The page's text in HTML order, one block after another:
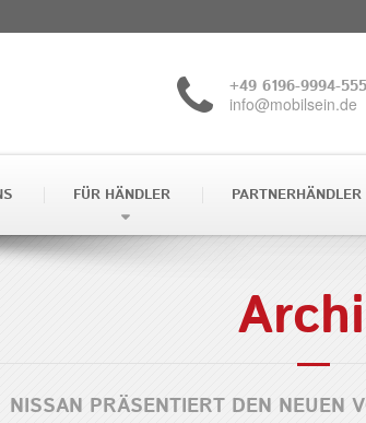
+49 6196-9994-555
info@mobilsein.de
FÜR HÄNDLER PARTNERHÄNDLER
NISSAN PRÄSENTIERT DEN NEUEN
Ihrer Anfrage erklären Sie sich damit
Kontaktaufnahme sowie für die Zusendung
ist ausgeschlossen.
zum Datenschutz entnehmen Sie bitte